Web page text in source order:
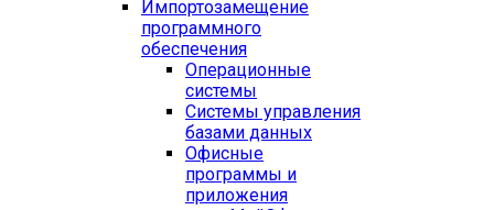
Импортозамещение
программного
обеспечения
Операционные
системы
Системы управления
базами данных
Офисные
программы и
приложения